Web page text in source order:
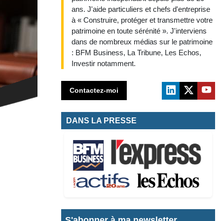
ans. J'aide particuliers et chefs d'entreprise
à « Construire, protéger et transmettre votre
patrimoine en toute sérénité ». J'interviens
dans de nombreux médias sur le patrimoine
: BFM Business, La Tribune, Les Echos,
Investir notamment.
Contactez-moi
DANS LA PRESSE